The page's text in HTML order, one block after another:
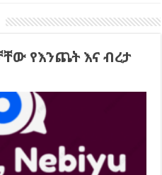
የእንጨት እና ብረታ